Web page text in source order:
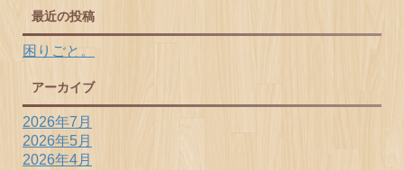
最近の投稿
困りごと。
アーカイブ
2026年7月
2026年5月
2026年4月